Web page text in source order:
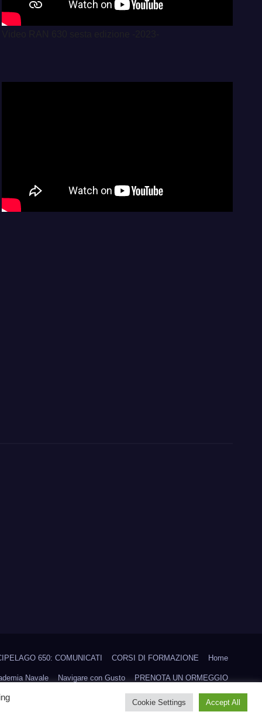
650: COMUNICATI CORSI DI FORMAZIONE Home
Navale Navigare con Gusto PRENOTA UN ORMEGGIO
Trofeo Aielli Trofeo CHICA LOCA
Cookie Settings Accept All